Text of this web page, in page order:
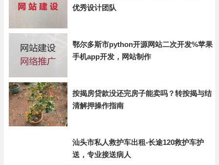
优秀设计团队
鄂尔多斯市python开源网站二次开发%苹果
手机app开发，网站制作
按揭房贷款没还完房子能卖吗？转按揭与结
清解押操作指南
汕头市私人救护车出租-长途120救护车护
送，专业接送病人